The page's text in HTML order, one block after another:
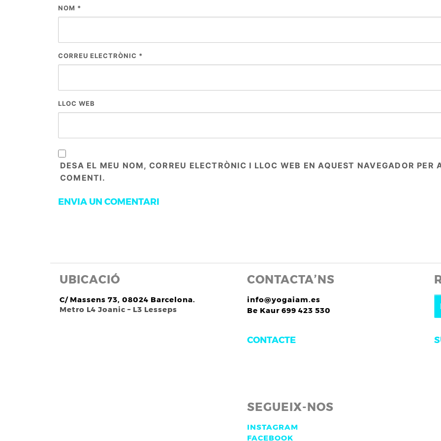
NOM *
CORREU ELECTRÒNIC *
LLOC WEB
DESA EL MEU NOM, CORREU ELECTRÒNIC I LLOC WEB EN AQUEST NAVEGADOR PER
COMENTI.
UBICACIÓ
C/ Massens 73, 08024 Barcelona.
Metro L4 Joanic – L3 Lesseps
CONTACTA’NS
info@yogaiam.es
Be Kaur 699 423 530
CONTACTE
SEGUEIX-NOS
INSTAGRAM
FACEBOOK